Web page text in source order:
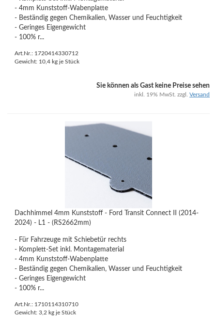
- 4mm Kunststoff-Wabenplatte
- Beständig gegen Chemikalien, Wasser und Feuchtigkeit
- Geringes Eigengewicht
- 100% r...
Art.Nr.: 1720414330712
Gewicht: 10,4 kg je Stück
Sie können als Gast keine Preise sehen
inkl. 19% MwSt. zzgl. Versand
Dachhimmel 4mm Kunststoff - Ford Transit Connect II (2014-
2024) - L1 - (RS2662mm)
- Für Fahrzeuge mit Schiebetür rechts
- Komplett-Set inkl. Montagematerial
- 4mm Kunststoff-Wabenplatte
- Beständig gegen Chemikalien, Wasser und Feuchtigkeit
- Geringes Eigengewicht
- 100% r...
Art.Nr.: 1710114310710
Gewicht: 3,2 kg je Stück